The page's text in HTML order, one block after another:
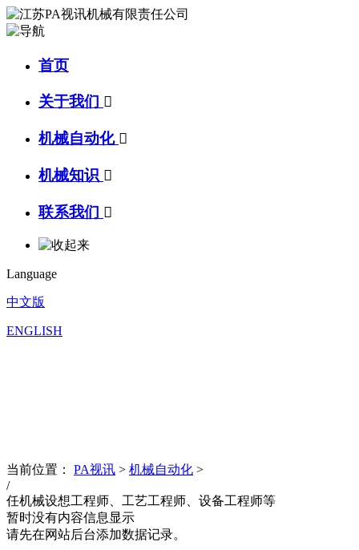
首页
关于我们 
机械自动化 
机械知识 
联系我们 
Language
中文版
ENGLISH
当前位置： PA视讯 > 机械自动化 >
/
任机械设想工程师、工艺工程师、设备工程师等
暂时没有内容信息显示
请先在网站后台添加数据记录。